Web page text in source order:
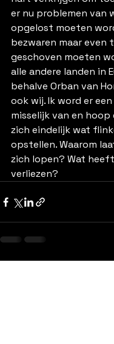
er nu problemen van
opgelost moeten
bezwaren maar even
geschoven moeten
alle andere landen in
behalve Orban van
ook wij. Ik word er
misselijk van en hoop
zich eindelijk wat
opstellen. Waarom
zich lopen? Wat
verliezen?